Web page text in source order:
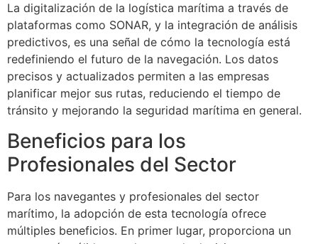
La digitalización de la logística marítima a través de
plataformas como SONAR, y la integración de análisis
predictivos, es una señal de cómo la tecnología está
redefiniendo el futuro de la navegación. Los datos
precisos y actualizados permiten a las empresas
planificar mejor sus rutas, reduciendo el tiempo de
tránsito y mejorando la seguridad marítima en general.
Beneficios para los
Profesionales del Sector
Para los navegantes y profesionales del sector
marítimo, la adopción de esta tecnología ofrece
múltiples beneficios. En primer lugar, proporciona un